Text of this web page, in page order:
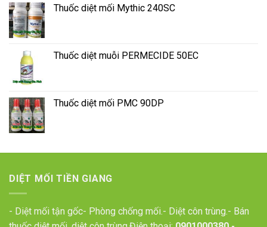
Thuốc diệt mối Mythic 240SC
Thuốc diệt muỗi PERMECIDE 50EC
Thuốc diệt mối PMC 90DP
DIỆT MỐI TIỀN GIANG
- Diệt mối tận gốc- Phòng chống mối.- Diệt côn trùng.- Bán